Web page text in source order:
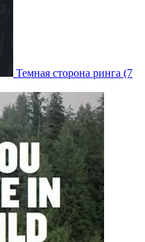
Темная сторона ринга (7